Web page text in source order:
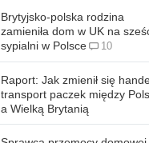
Brytyjsko-polska rodzina
zamieniła dom w UK na
sypialni w Polsce
10
Raport: Jak zmienił się
transport paczek między
a Wielką Brytanią